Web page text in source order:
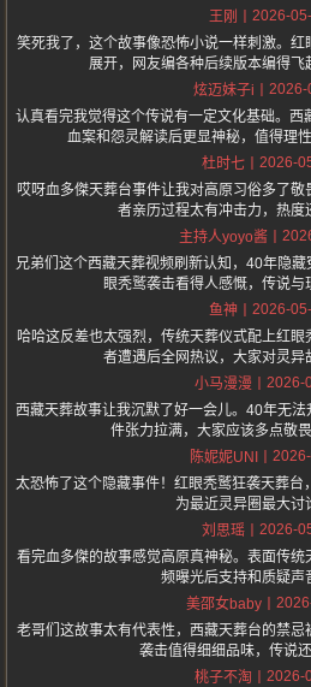
王刚
2026-
笑死我了，这个故事像恐怖小说一样刺激。
展开，网友编各种后续版本编得飞
炫迈妹子i
2026-
认真看完我觉得这个传说有一定文化基础。
血案和怨灵解读后更显神秘，值得理
杜时七
2026-
哎呀血多傑天葬台事件让我对高原习俗多了
者亲历过程太有冲击力，热度
主持人yoyo酱
兄弟们这个西藏天葬视频刷新认知，40年隐
眼秃鹫袭击看得人感慨，传说与
鱼神
2026-
哈哈这反差也太强烈，传统天葬仪式配上红
者遭遇后全网热议，大家对灵异
小马漫漫
2026-
西藏天葬故事让我沉默了好一会儿。40年无
件张力拉满，大家应该多点敬
陈妮妮UNI
太恐怖了这个隐藏事件！红眼秃鹫狂袭天葬
为最近灵异圈最大讨
刘思瑶
2026-
看完血多傑的故事感觉高原真神秘。表面传
频曝光后支持和质疑声
美邵女baby
老哥们这故事太有代表性，西藏天葬台的禁
袭击值得细细品味，传说还
桃子不淘
2026-